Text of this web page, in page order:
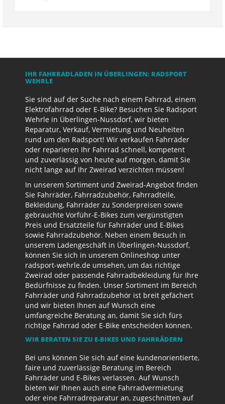
IHR FAHRRADLADEN IN ÜBERLINGEN: RADSPORT
WEHRLE
Sie sind auf der Suche nach einem Fahrrad, einem
Elektrofahrrad oder E-Bike? Besuchen Sie Radsport
Wehrle in Überlingen-Nussdorf, wir bieten
Reparatur, Verkauf, Vermietung und Neuheiten
rund um den Radsport! Wir verkaufen Fahrräder
oder reparieren Ihr Fahrrad schnell, kompetent
und zuverlässig von heute auf morgen, damit Sie
nicht lange auf Ihr Zweirad verzichten müssen!
In unserem Sortiment und Zweirad-Angebot finden
Sie Fahrräder, Fahrradzubehör, Fahrradteile,
Bekleidung, Fahrräder zu Sonderpreisen sowie
gebrauchte Vorführ-E-Bikes zum vergünstigten
Preis und Ersatzteile für Fahrräder und E-Bikes
sowie Fahrradzubehör. Neben einem Besuch in
unserem Ladengeschäft in Überlingen-Nussdorf,
können Sie sich in unserem Onlineshop unter
radsport-wehrle.de umsehen, um das richtige
Zweirad oder passende Fahrradbekleidung für Ihre
Bedürfnisse zu finden. Unser Sortiment im Bereich
Fahrräder und Fahrradzubehör ist breit gefächert
und wir bieten Ihnen auf Wunsch eine
umfangreiche Beratung an, damit Sie sich fürs
richtige Fahrrad oder E-Bike entscheiden können.
WIR BERATEN SIE ZU E-BIKES UND FAHRRÄDERN
Bei uns können Sie sich auf eine kundenorientierte,
faire und zuverlässige Beratung im Bereich
Fahrräder und E-Bikes verlassen. Auf Wunsch
bieten wir Ihnen auch eine Fahrradvermietung
oder eine Fahrradreparatur an, zugeschnitten auf